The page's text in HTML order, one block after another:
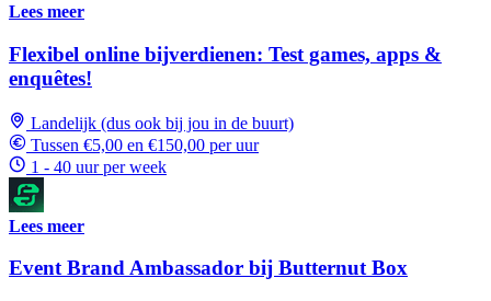
Lees meer
Flexibel online bijverdienen: Test games, apps &
enquêtes!
Landelijk (dus ook bij jou in de buurt)
Tussen €5,00 en €150,00 per uur
1 - 40 uur per week
Lees meer
Event Brand Ambassador bij Butternut Box